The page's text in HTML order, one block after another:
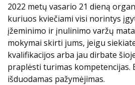
2022 metų vasario 21 dieną
kuriuos kviečiami visi norintys
įžeminimo ir įnulinimo varžų
mokymai skirti jums, jeigu
kvalifikacijos arba jau dirbate
praplėsti turimas kompetencijas.
išduodamas pažymėjimas.